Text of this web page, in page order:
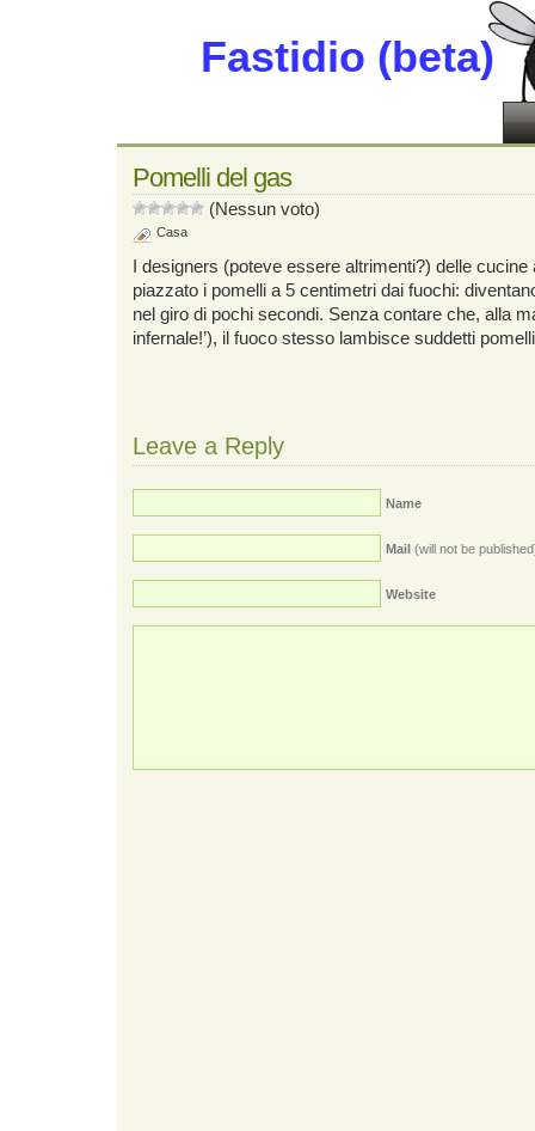
Fastidio (beta)
Pomelli del gas
(Nessun voto)
Casa
I designers (poteve essere altrimenti?) delle
piazzato i pomelli a 5 centimetri dai fuochi:
nel giro di pochi secondi. Senza contare che, alla
infernale!’), il fuoco stesso lambisce suddetti
Leave a Reply
Name
Mail (will not be
Website